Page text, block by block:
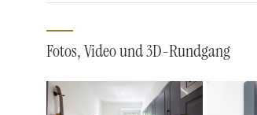
Fotos, Video und 3D-Rundgang